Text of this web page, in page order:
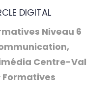
DIGITAL
Niveau 6
Centre-Val
Formatives